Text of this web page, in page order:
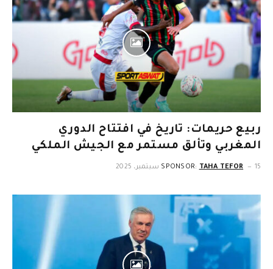
ربيع حريمات: تاريخ في افتتاح الدوري
المغربي وتألق مستمر مع الجيش الملكي
SPONSOR:TAHA TEFOR 15 سبتمبر، 2025